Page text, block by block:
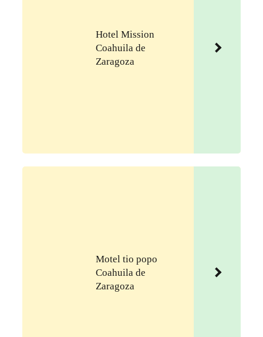
Hotel Mission
Coahuila de
Zaragoza
Motel tio popo
Coahuila de
Zaragoza